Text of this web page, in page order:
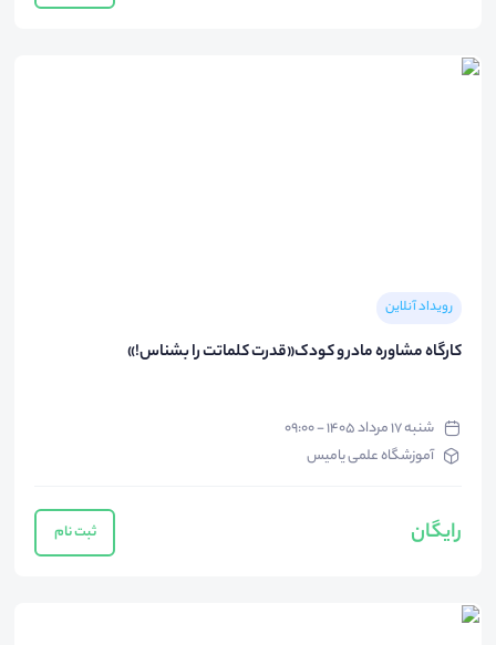
رویداد آنلاین
کارگاه مشاوره مادر و کودک«قدرت کلماتت را بشناس!»
شنبه ۱۷ مرداد ۱۴۰۵ - ۰۹:۰۰
آموزشگاه علمی یامیس
رایگان ثبت نام